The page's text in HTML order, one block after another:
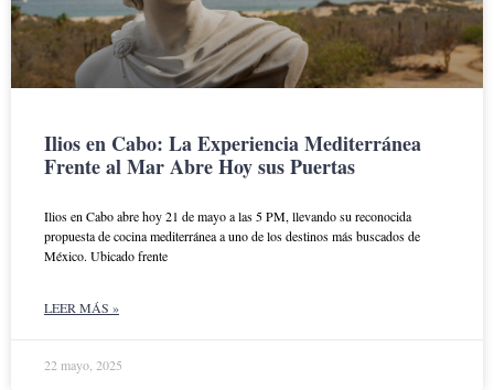
Ilios en Cabo: La Experiencia Mediterránea
Frente al Mar Abre Hoy sus Puertas
Ilios en Cabo abre hoy 21 de mayo a las 5 PM, llevando su reconocida
propuesta de cocina mediterránea a uno de los destinos más buscados de
México. Ubicado frente
LEER MÁS »
22 mayo, 2025